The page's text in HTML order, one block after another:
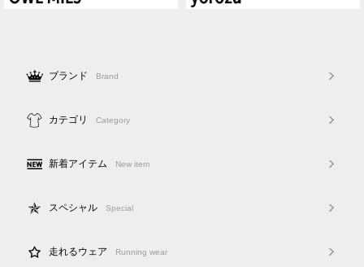
ブランド Brand
カテゴリ Category
新着アイテム New item
スペシャル Special
走れるウェア Running wear